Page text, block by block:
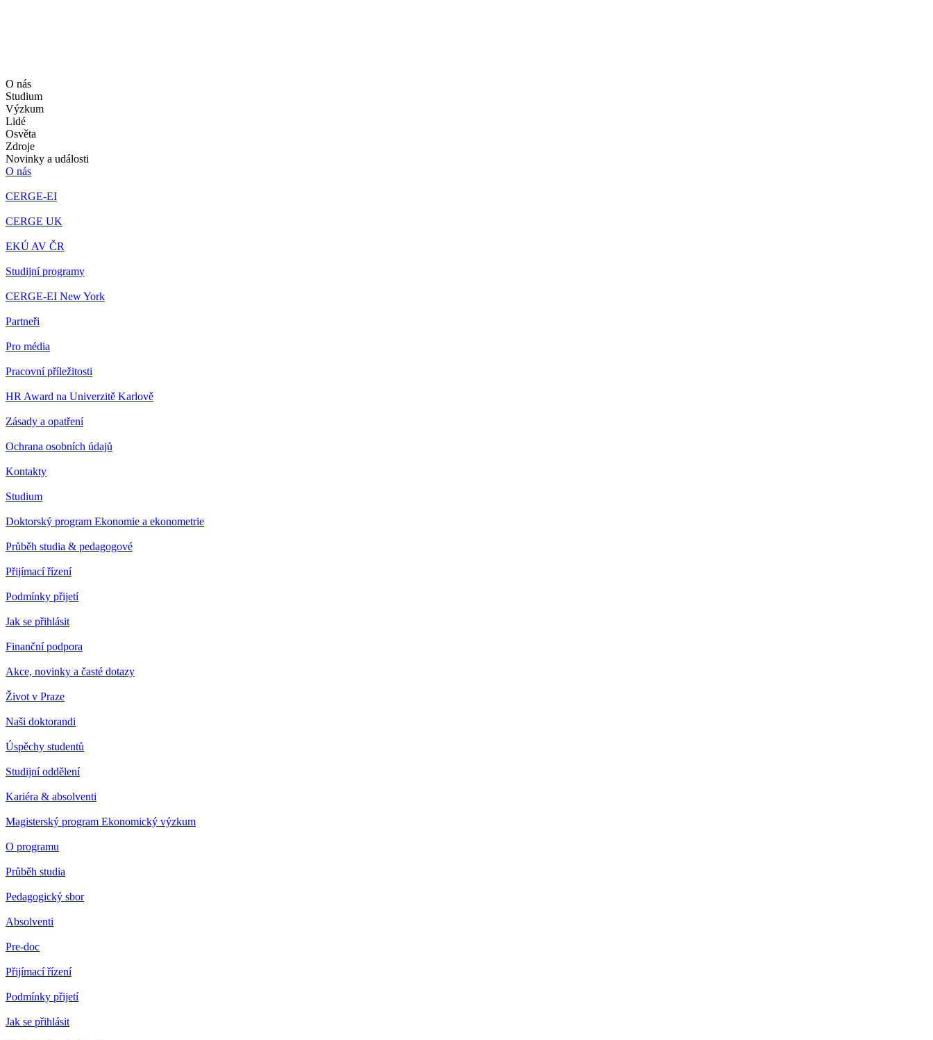
O nás
Studium
Výzkum
Lidé
Osvěta
Zdroje
Novinky a události
O nás
CERGE-EI
CERGE UK
EKÚ AV ČR
Studijní programy
CERGE-EI New York
Partneři
Pro média
Pracovní příležitosti
HR Award na Univerzitě Karlově
Zásady a opatření
Ochrana osobních údajů
Kontakty
Studium
Doktorský program Ekonomie a ekonometrie
Průběh studia & pedagogové
Přijímací řízení
Podmínky přijetí
Jak se přihlásit
Finanční podpora
Akce, novinky a časté dotazy
Život v Praze
Naši doktorandi
Úspěchy studentů
Studijní oddělení
Kariéra & absolventi
Magisterský program Ekonomický výzkum
O programu
Průběh studia
Pedagogický sbor
Absolventi
Pre-doc
Přijímací řízení
Podmínky přijetí
Jak se přihlásit